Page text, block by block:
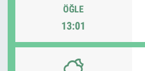
ÖĞLE
13:01